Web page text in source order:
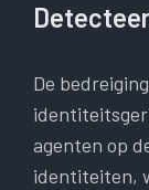
De
agenten op
identiteiten,